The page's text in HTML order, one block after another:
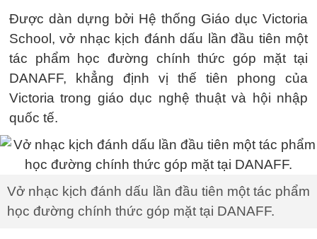
Được dàn dựng bởi Hệ thống Giáo dục Victoria
School, vở nhạc kịch đánh dấu lần đầu tiên một
tác phẩm học đường chính thức góp mặt tại
DANAFF, khẳng định vị thế tiên phong của
Victoria trong giáo dục nghệ thuật và hội nhập
quốc tế.
Vở nhạc kịch đánh dấu lần đầu tiên một tác phẩm
học đường chính thức góp mặt tại DANAFF.